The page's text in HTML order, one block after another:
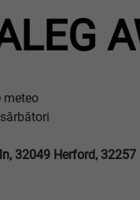
meteo
32049 Herford,